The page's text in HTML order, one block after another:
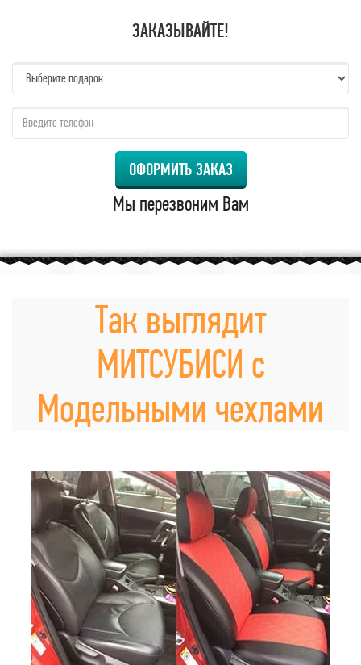
ЗАКАЗЫВАЙТЕ!
ОФОРМИТЬ ЗАКАЗ
Мы перезвоним Вам
Так выглядит
МИТСУБИСИ с
Модельными чехлами